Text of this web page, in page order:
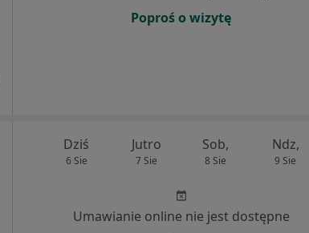
Poproś o wizytę
Dziś
6 Sie
Jutro
7 Sie
Sob,
8 Sie
Ndz,
9 Sie
Umawianie online nie jest dostępne